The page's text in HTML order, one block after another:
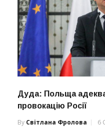
Дуда: Польща
провокацію Росії
By Світлана Фролова 6